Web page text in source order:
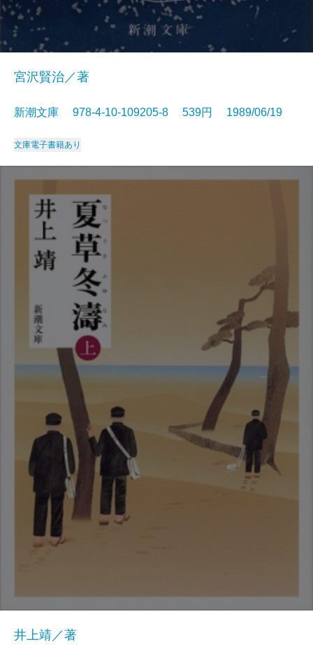
宮沢賢治／著
新潮文庫 978-4-10-109205-8 539円 1989/06/19
文庫電子書籍あり
井上靖／著